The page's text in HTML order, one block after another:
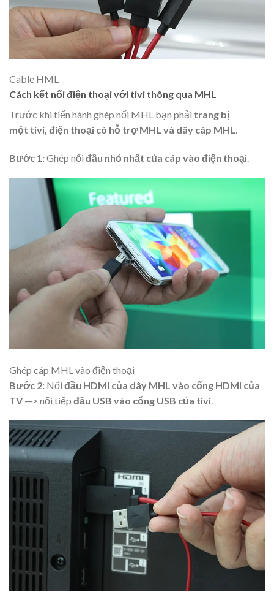
Cable HML
Cách kết nối điện thoại với tivi thông qua MHL
Trước khi tiến hành ghép nối MHL bạn phải trang bị
một tivi, điện thoại có hỗ trợ MHL và dây cáp MHL.
Bước 1:Ghép nối đầu nhỏ nhất của cáp vào điện thoại.
Ghép cáp MHL vào điện thoại
Bước 2: Nối đầu HDMI của dây MHL vào cổng HDMI của
TV —> nối tiếp đầu USB vào cổng USB của tivi